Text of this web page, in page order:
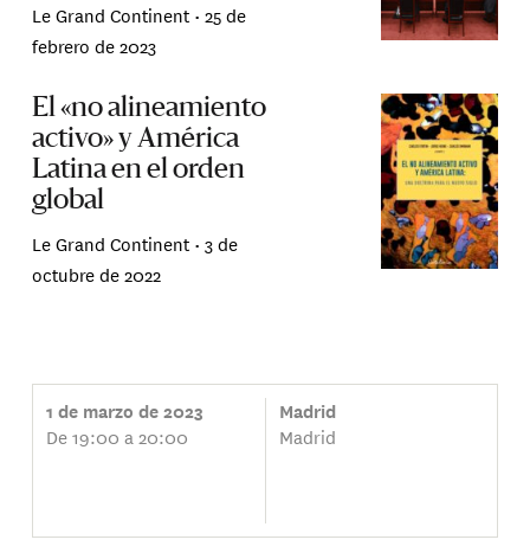
Le Grand Continent •25 de
febrero de 2023
El «no alineamiento
activo» y América
Latina en el orden
global
Le Grand Continent •3 de
octubre de 2022
1 de marzo de 2023
De 19:00 a 20:00
Madrid
Madrid